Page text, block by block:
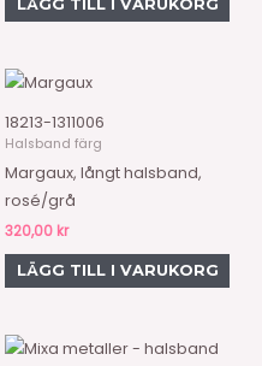
LÄGG TILL I VARUKORG
18213-1311006
Halsband färg
Margaux, långt halsband,
rosé/grå
320,00 kr
LÄGG TILL I VARUKORG